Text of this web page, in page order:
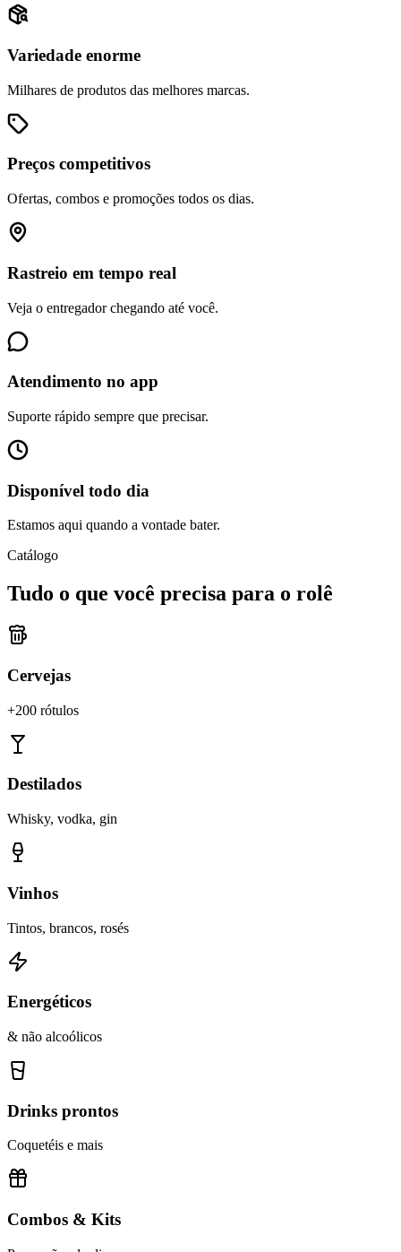
Variedade enorme
Milhares de produtos das melhores marcas.
Preços competitivos
Ofertas, combos e promoções todos os dias.
Rastreio em tempo real
Veja o entregador chegando até você.
Atendimento no app
Suporte rápido sempre que precisar.
Disponível todo dia
Estamos aqui quando a vontade bater.
Catálogo
Tudo o que você precisa para o rolê
Cervejas
+200 rótulos
Destilados
Whisky, vodka, gin
Vinhos
Tintos, brancos, rosés
Energéticos
& não alcoólicos
Drinks prontos
Coquetéis e mais
Combos & Kits